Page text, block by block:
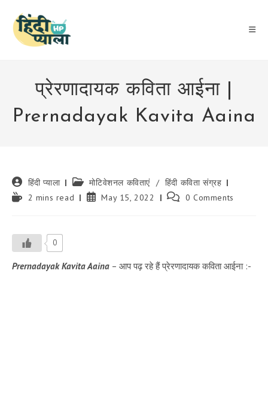
content
प्रेरणादायक कविता आईना |
Prernadayak Kavita Aaina
Post
author:
हिंदी प्याला
Post
category:
मोटिवेशनल कविताएं / हिंदी कविता संग्रह
Reading2 mins read
PostMay 15, 2022
Post 0 Comments
0
Prernadayak Kavita Aaina – आप पढ़ रहे हैं प्रेरणादायक कविता आईना :-